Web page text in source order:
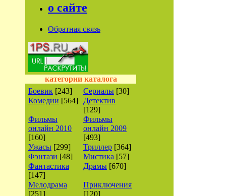
о сайте
Обратная связь
категории каталога
Боевик [243] Сериалы [30]
Комедии [564]
Детектив
[129]
Фильмы
онлайн 2010
[160]
Фильмы
онлайн 2009
[493]
Ужасы [299] Триллер [364]
Фэнтази [48] Мистика [57]
Фантастика
[147]
Драмы [670]
Мелодрама
[251]
Приключения
[120]